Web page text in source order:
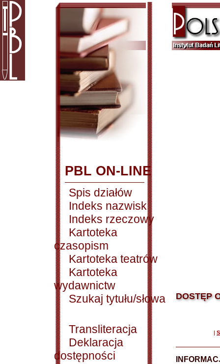
PBL ON-LINE
Spis działów
Indeks nazwisk
Indeks rzeczowy
Kartoteka
czasopism
Kartoteka teatrów
Kartoteka
wydawnictw
Szukaj tytułu/słowa
Transliteracja
Deklaracja
dostępności
DOSTĘP
|